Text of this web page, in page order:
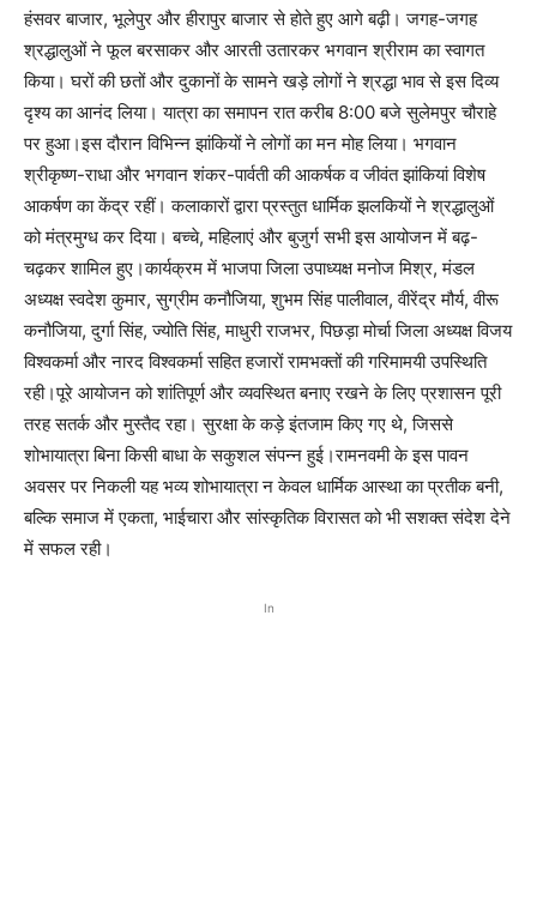
हंसवर बाजार, भूलेपुर और हीरापुर बाजार से होते हुए आगे बढ़ी। जगह-जगह
श्रद्धालुओं ने फूल बरसाकर और आरती उतारकर भगवान श्रीराम का स्वागत
किया। घरों की छतों और दुकानों के सामने खड़े लोगों ने श्रद्धा भाव से इस दिव्य
दृश्य का आनंद लिया। यात्रा का समापन रात करीब 8:00 बजे सुलेमपुर चौराहे
पर हुआ।इस दौरान विभिन्न झांकियों ने लोगों का मन मोह लिया। भगवान
श्रीकृष्ण-राधा और भगवान शंकर-पार्वती की आकर्षक व जीवंत झांकियां विशेष
आकर्षण का केंद्र रहीं। कलाकारों द्वारा प्रस्तुत धार्मिक झलकियों ने श्रद्धालुओं
को मंत्रमुग्ध कर दिया। बच्चे, महिलाएं और बुजुर्ग सभी इस आयोजन में बढ़-
चढ़कर शामिल हुए।कार्यक्रम में भाजपा जिला उपाध्यक्ष मनोज मिश्र, मंडल
अध्यक्ष स्वदेश कुमार, सुग्रीम कनौजिया, शुभम सिंह पालीवाल, वीरेंद्र मौर्य, वीरू
कनौजिया, दुर्गा सिंह, ज्योति सिंह, माधुरी राजभर, पिछड़ा मोर्चा जिला अध्यक्ष विजय
विश्वकर्मा और नारद विश्वकर्मा सहित हजारों रामभक्तों की गरिमामयी उपस्थिति
रही।पूरे आयोजन को शांतिपूर्ण और व्यवस्थित बनाए रखने के लिए प्रशासन पूरी
तरह सतर्क और मुस्तैद रहा। सुरक्षा के कड़े इंतजाम किए गए थे, जिससे
शोभायात्रा बिना किसी बाधा के सकुशल संपन्न हुई।रामनवमी के इस पावन
अवसर पर निकली यह भव्य शोभायात्रा न केवल धार्मिक आस्था का प्रतीक बनी,
बल्कि समाज में एकता, भाईचारा और सांस्कृतिक विरासत को भी सशक्त संदेश देने
में सफल रही।
In